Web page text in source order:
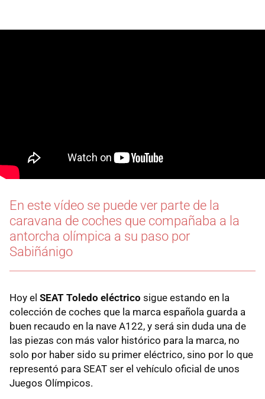
En este vídeo se puede ver parte de la
caravana de coches que compañaba a la
antorcha olímpica a su paso por
Sabiñánigo
Hoy el SEAT Toledo eléctrico sigue estando en la
colección de coches que la marca española guarda a
buen recaudo en la nave A122, y será sin duda una de
las piezas con más valor histórico para la marca, no
solo por haber sido su primer eléctrico, sino por lo que
representó para SEAT ser el vehículo oficial de unos
Juegos Olímpicos.